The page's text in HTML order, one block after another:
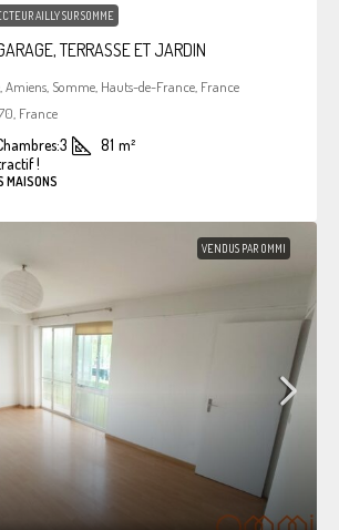
AILLY SUR SOMME
TERRASSE ET JARDIN
Somme, Hauts-de-France, France
France
3 81 m²
!
MAISONS
VENDUS PAR OMMI